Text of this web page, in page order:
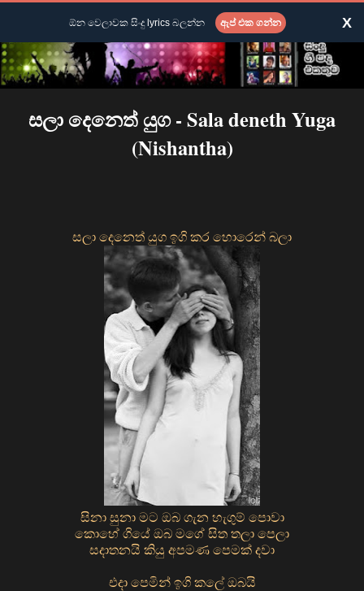
සලා දෙනෙත් යුග - Sala deneth Yuga
(Nishantha)
සලා දෙනෙත් යුග ඉගි කර හොරෙන් බලා
සිනා සුනා මට ඔබ ගැන හැගුම් පොවා
කොහේ ගියේ ඔබ මගේ සිත තලා පෙලා
සදාතනයි කියු අපමණ පෙමක් දවා
එදා පෙමින් ඉගි කලේ ඔබයි
ඕන වෙලාවක සිංදු lyrics බලන්න ඇප් එක ගන්න X